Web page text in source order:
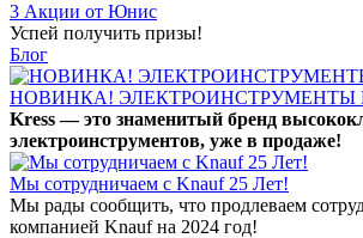
3 Акции от Юнис
Успей получить призы!
Блог
НОВИНКА! ЭЛЕКТРОИНСТРУМЕНТЫ
Kress — это знаменитый бренд
электроинструментов, уже в продаже!
Мы сотрудничаем с Knauf 25 Лет!
Мы рады сообщить, что продлеваем
компанией Knauf на 2024 год!